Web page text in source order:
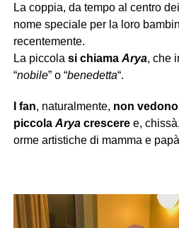
La coppia, da tempo al centro
nome speciale per la loro
recentemente.
La piccola si chiama Arya, che
“nobile” o “benedetta“.
I fan, naturalmente, non vedono
piccola Aryacresceree,
orme artistiche di mamma e